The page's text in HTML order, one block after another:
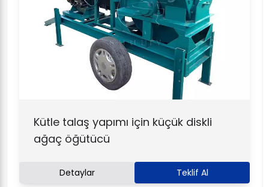
Kütle talaş yapımı için küçük diskli
ağaç öğütücü
Detaylar Teklif Al